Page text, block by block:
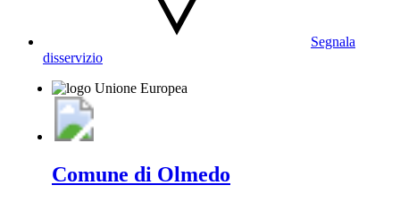
Segnala
disservizio
Comune di Olmedo